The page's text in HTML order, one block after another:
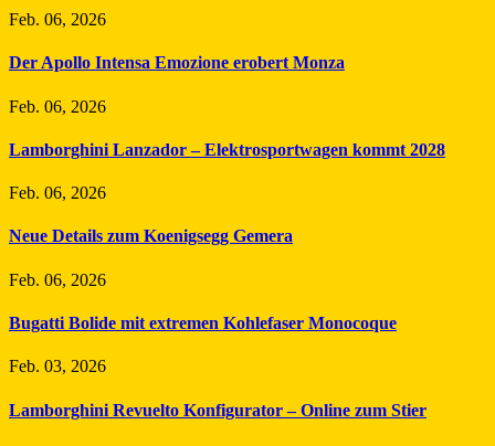
Feb. 06, 2026
Der Apollo Intensa Emozione erobert Monza
Feb. 06, 2026
Lamborghini Lanzador – Elektrosportwagen kommt 2028
Feb. 06, 2026
Neue Details zum Koenigsegg Gemera
Feb. 06, 2026
Bugatti Bolide mit extremen Kohlefaser Monocoque
Feb. 03, 2026
Lamborghini Revuelto Konfigurator – Online zum Stier